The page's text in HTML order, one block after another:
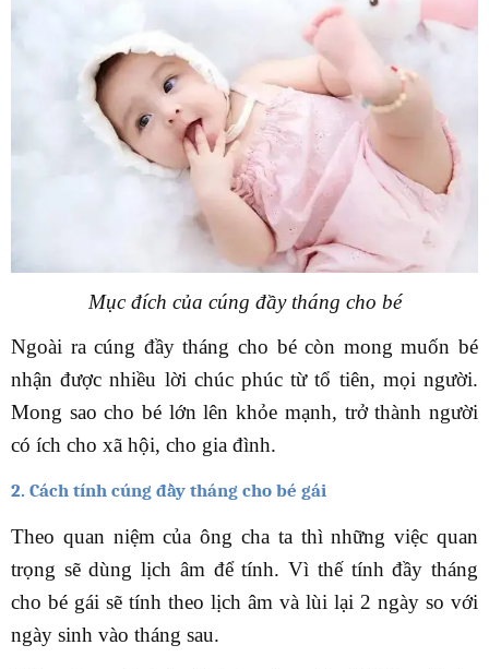
Mục đích của cúng đầy tháng cho bé
Ngoài ra cúng đầy tháng cho bé còn mong muốn bé
nhận được nhiều lời chúc phúc từ tổ tiên, mọi người.
Mong sao cho bé lớn lên khỏe mạnh, trở thành người
có ích cho xã hội, cho gia đình.
2. Cách tính cúng đầy tháng cho bé gái
Theo quan niệm của ông cha ta thì những việc quan
trọng sẽ dùng lịch âm để tính. Vì thế tính đầy tháng
cho bé gái sẽ tính theo lịch âm và lùi lại 2 ngày so với
ngày sinh vào tháng sau.